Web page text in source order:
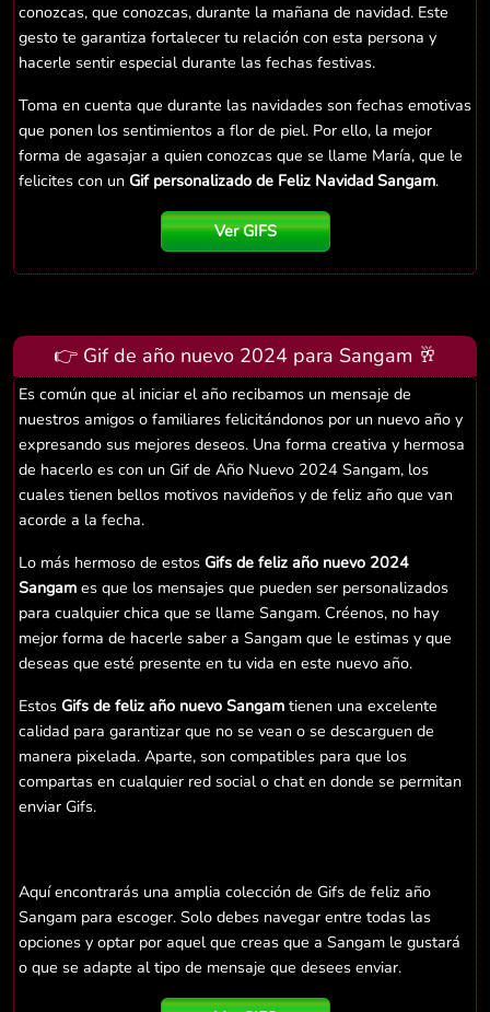
conozcas, que conozcas, durante la mañana de navidad. Este
gesto te garantiza fortalecer tu relación con esta persona y
hacerle sentir especial durante las fechas festivas.
Toma en cuenta que durante las navidades son fechas emotivas
que ponen los sentimientos a flor de piel. Por ello, la mejor
forma de agasajar a quien conozcas que se llame María, que le
felicites con un Gif personalizado de Feliz Navidad Sangam.
Ver GIFS
👉 Gif de año nuevo 2024 para Sangam 🥂
Es común que al iniciar el año recibamos un mensaje de
nuestros amigos o familiares felicitándonos por un nuevo año y
expresando sus mejores deseos. Una forma creativa y hermosa
de hacerlo es con un Gif de Año Nuevo 2024 Sangam, los
cuales tienen bellos motivos navideños y de feliz año que van
acorde a la fecha.
Lo más hermoso de estos Gifs de feliz año nuevo 2024
Sangam es que los mensajes que pueden ser personalizados
para cualquier chica que se llame Sangam. Créenos, no hay
mejor forma de hacerle saber a Sangam que le estimas y que
deseas que esté presente en tu vida en este nuevo año.
Estos Gifs de feliz año nuevo Sangam tienen una excelente
calidad para garantizar que no se vean o se descarguen de
manera pixelada. Aparte, son compatibles para que los
compartas en cualquier red social o chat en donde se permitan
enviar Gifs.
Aquí encontrarás una amplia colección de Gifs de feliz año
Sangam para escoger. Solo debes navegar entre todas las
opciones y optar por aquel que creas que a Sangam le gustará
o que se adapte al tipo de mensaje que desees enviar.